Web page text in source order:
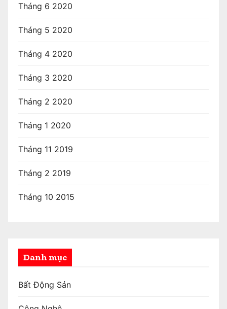
Tháng 6 2020
Tháng 5 2020
Tháng 4 2020
Tháng 3 2020
Tháng 2 2020
Tháng 1 2020
Tháng 11 2019
Tháng 2 2019
Tháng 10 2015
Danh mục
Bất Động Sản